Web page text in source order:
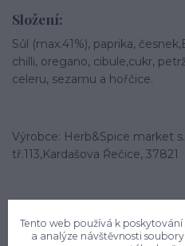
Složení:
Sůl (max.41%), paprika,
chilli, oregano, cibule,cukr,
celeru, sezamu a hořčice.
Výrobce: Herb&Spice market
tř.113,Kardašova Řečice, 37821
Tento web používá k
a analýze návštěvnosti